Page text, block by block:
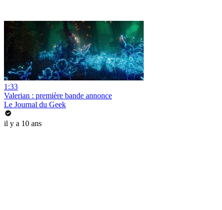
1:33
Valerian : première bande annonce
Le Journal du Geek
il y a 10 ans